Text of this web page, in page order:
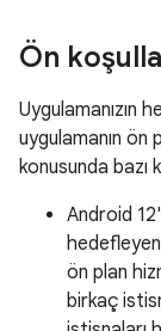
Ön
Uygulamanızın
uygulamanın
konusunda bazı
Android
ön plan
birkaç